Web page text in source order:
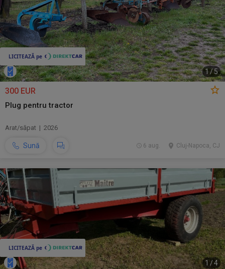
1 /5
300 EUR
Plug pentru tractor
Arat/săpat | 2026
Sună Cluj-Napoca, CJ
6 aug.
1 /4